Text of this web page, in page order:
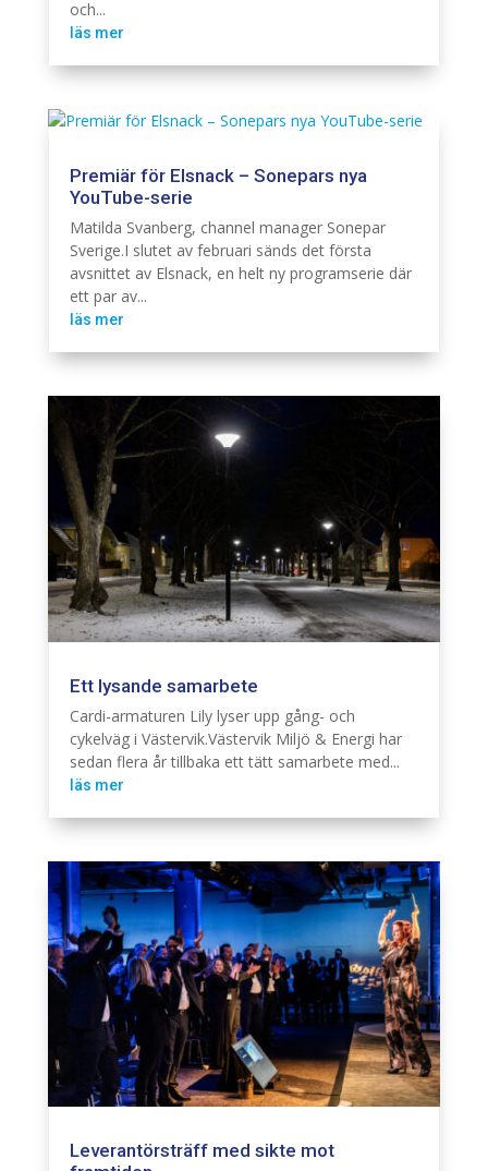
och...
läs mer
Premiär för Elsnack – Sonepars nya
YouTube-serie
Matilda Svanberg, channel manager Sonepar
Sverige.I slutet av februari sänds det första
avsnittet av Elsnack, en helt ny programserie där
ett par av...
läs mer
Ett lysande samarbete
Cardi-armaturen Lily lyser upp gång- och
cykelväg i Västervik.Västervik Miljö & Energi har
sedan flera år tillbaka ett tätt samarbete med...
läs mer
Leverantörsträff med sikte mot